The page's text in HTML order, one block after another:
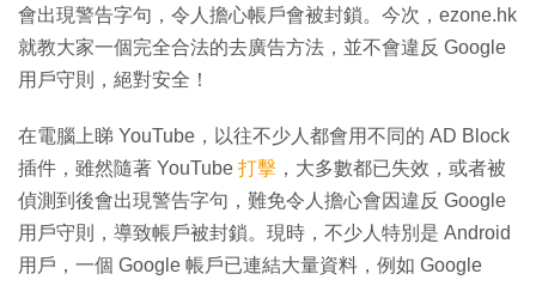
會出現警告字句，令人擔心帳戶會被封鎖。今次，ezone.hk
就教大家一個完全合法的去廣告方法，並不會違反 Google
用戶守則，絕對安全！
在電腦上睇 YouTube，以往不少人都會用不同的 AD Block
插件，雖然隨著 YouTube 打擊 ，大多數都已失效，或者被
偵測到後會出現警告字句，難免令人擔心會因違反 Google
用戶守則，導致帳戶被封鎖。現時，不少人特別是 Android
用戶，一個 Google 帳戶已連結大量資料，例如 Google